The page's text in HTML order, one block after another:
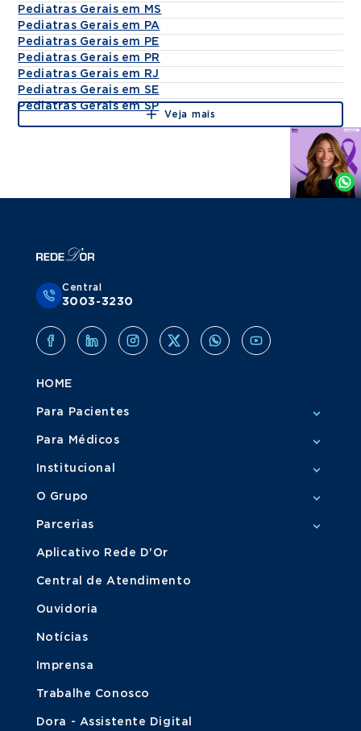
Pediatras Gerais em MS
Pediatras Gerais em PA
Pediatras Gerais em PE
Pediatras Gerais em PR
Pediatras Gerais em RJ
Pediatras Gerais em SE
Pediatras Gerais em SP
Veja mais
Agende
Whatsapp
Central
3003-3230
HOME
Para Pacientes
Para Médicos
Institucional
O Grupo
Parcerias
Aplicativo Rede D'Or
Central de Atendimento
Ouvidoria
Notícias
Imprensa
Trabalhe Conosco
Dora - Assistente Digital